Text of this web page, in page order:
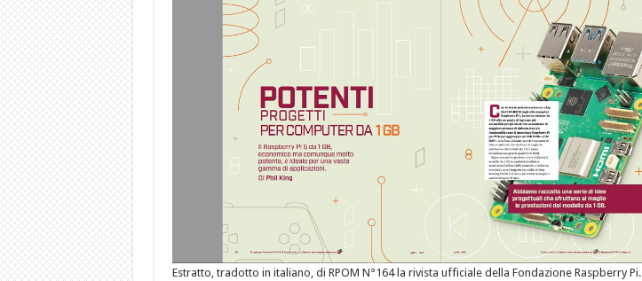
Estratto, tradotto in italiano, di RPOM N°164 la rivista ufficiale della Fondazione Raspberry Pi.